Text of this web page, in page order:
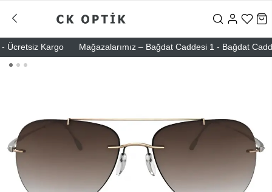
Kargo Mağazalarımız – Bağdat Caddesi 1 - Bağdat